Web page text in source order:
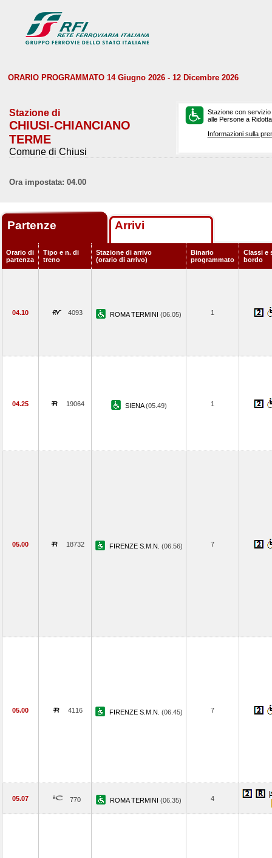
ORARIO PROGRAMMATO 14 Giugno 2026 - 12 Dicembre 2026
Stazione di
CHIUSI-CHIANCIANO
TERME
Comune di Chiusi
Stazione con
alle Persone a
Informazioni sulla
Ora impostata: 04.00
Partenze Arrivi
Orario di
partenza
Tipo e n. di
treno
Stazione di arrivo
(orario di arrivo)
Binario
programmato
Classi e
bordo
04.10 4093 ROMA TERMINI (06.05) 1
04.25 19064 SIENA(05.49) 1
05.00 18732 FIRENZE S.M.N. (06.56) 7
05.00 4116 FIRENZE S.M.N. (06.45) 7
05.07 770 ROMA TERMINI (06.35) 4